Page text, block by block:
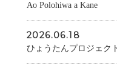
Ao Polohiwa a Kane
2026.06.18
ひょうたんプロジェク